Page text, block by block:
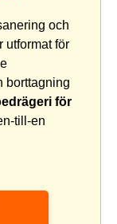
och
utformat för
borttagning
för
till-en